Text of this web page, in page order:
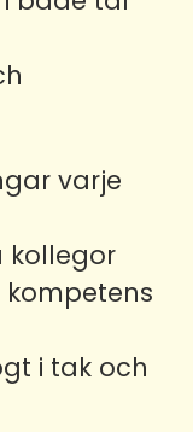
varje
kollegor
i tak och